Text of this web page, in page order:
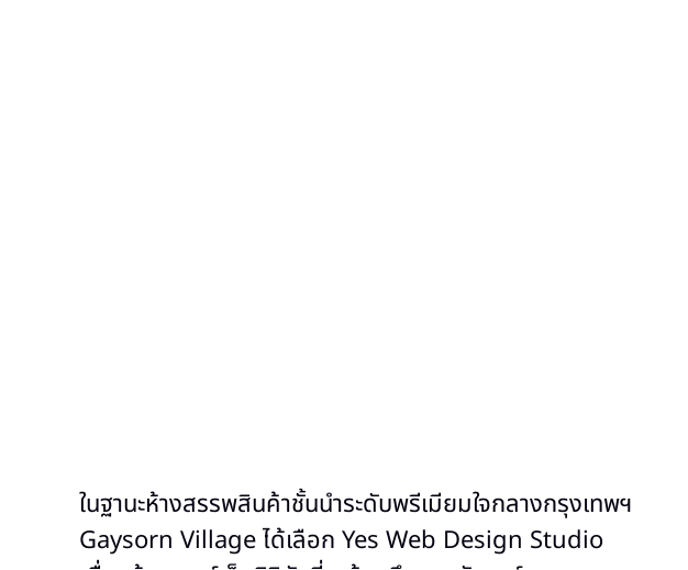
ในฐานะห้างสรรพสินค้าชั้นนำระดับพรีเมียมใจกลางกรุงเทพฯ
Gaysorn Village ได้เลือก Yes Web Design Studio